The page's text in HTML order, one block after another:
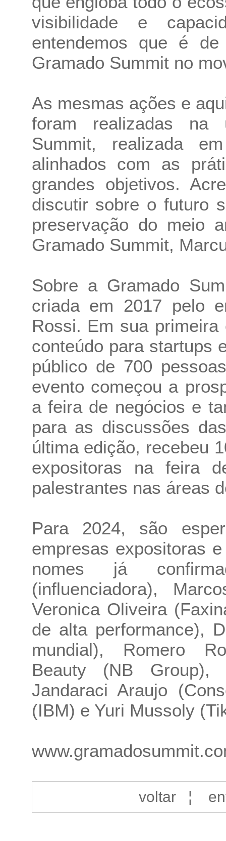
visibilidade e
entendemos que é
Gramado Summit no
As mesmas ações e
foram realizadas na
Summit, realizada
alinhados com as
grandes objetivos.
discutir sobre o futuro
preservação do meio
Gramado Summit,
Sobre a Gramado
criada em 2017 pelo
Rossi. Em sua
conteúdo para startups
público de 700
evento começou a
a feira de negócios e
para as discussões
última edição, recebeu
expositoras na feira
palestrantes nas áreas
Para 2024, são
empresas expositoras
nomes já
(influenciadora),
Veronica Oliveira
de alta performance),
mundial), Romero
Beauty (NB Group),
Jandaraci Araujo
(IBM) e Yuri Mussoly
voltar¦